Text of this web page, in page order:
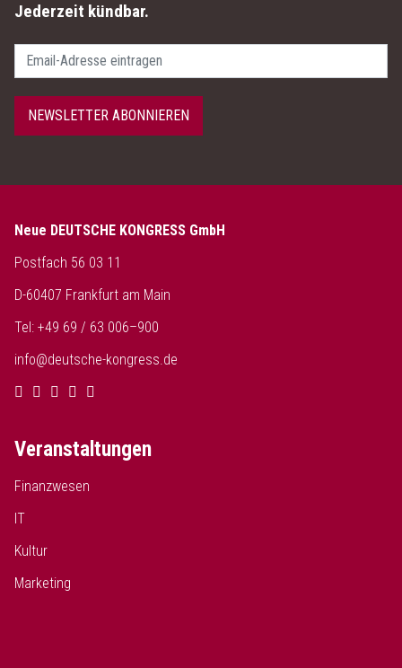
Jederzeit kündbar.
Passwort
NEWSLETTER ABONNIEREN
Neue DEUTSCHE KONGRESS GmbH
Postfach 56 03 11
D-60407 Frankfurt am Main
Tel: +49 69 / 63 006–900
info@deutsche-kongress.de
Veranstaltungen
Finanzwesen
IT
Kultur
Marketing